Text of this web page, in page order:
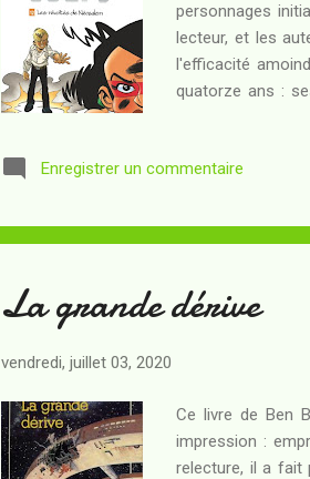
personnages
lecteur, et les
l'efficacité
quatorze ans :
présidé à une
ici... Résumé :
Enregistrer un commentaire
La grande dérive
vendredi, juillet 03, 2020
Ce livre de Ben
impression :
relecture, il a fait